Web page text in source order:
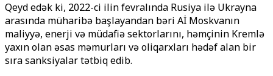
Qeyd edək ki, 2022-ci ilin fevralında Rusiya ilə Ukrayna
arasında müharibə başlayandan bəri Aİ Moskvanın
maliyyə, enerji və müdafiə sektorlarını, həmçinin Kremlə
yaxın olan əsas məmurları və oliqarxları hədəf alan bir
sıra sanksiyalar tətbiq edib.